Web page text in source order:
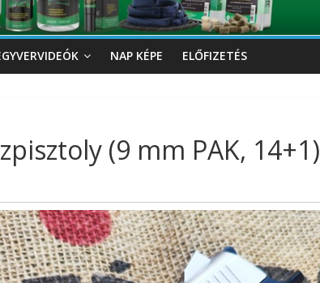
NAP KÉPE ELŐFIZETÉS
(9 mm PAK, 14+1)